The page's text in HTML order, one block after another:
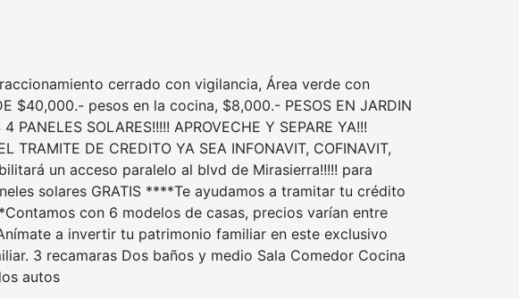
cerrado con vigilancia, Área verde con
$40,000.- pesos en la cocina, $8,000.- PESOS EN JARDIN
PANELES SOLARES!!!!! APROVECHE Y SEPARE YA!!!
TRAMITE DE CREDITO YA SEA INFONAVIT, COFINAVIT,
un acceso paralelo al blvd de Mirasierra!!!!! para
solares GRATIS ****Te ayudamos a tramitar tu crédito
con 6 modelos de casas, precios varían entre
a invertir tu patrimonio familiar en este exclusivo
3 recamaras Dos baños y medio Sala Comedor Cocina
autos